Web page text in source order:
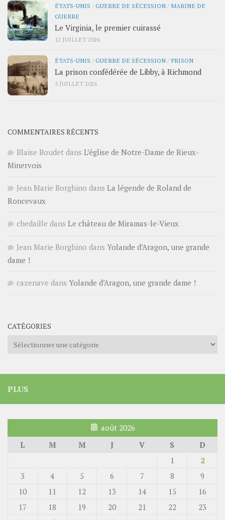
ÉTATS-UNIS /GUERRE DE SÉCESSION / MARINE DE
GUERRE
Le Virginia, le premier cuirassé
12 JUILLET 2026
ÉTATS-UNIS /GUERRE DE SÉCESSION / PRISON
La prison confédérée de Libby, à Richmond
5 JUILLET 2026
COMMENTAIRES RÉCENTS
Blaise Boudet dans L’église de Notre-Dame de Rieux-
Minervois
Jean Marie Borghino dans La légende de Roland de
Roncevaux
chedaille dans Le château de Miramas-le-Vieux
Jean Marie Borghino dans Yolande d’Aragon, une grande
dame !
cazenave dans Yolande d’Aragon, une grande dame !
CATÉGORIES
Catégories
PLUS
août 2026
L
M M J V S
D
1
2
3
4 5 6 7 8
9
10
11 12 13 14 15
16
17
18 19 20 21 22
23